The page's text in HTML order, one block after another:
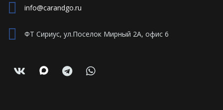
info@carandgo.ru
ФТ Сириус, ул.Поселок Мирный 2А, офис 6